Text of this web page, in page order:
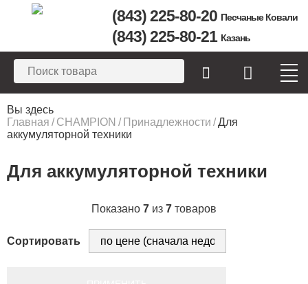
(843) 225-80-20 Песчаные Ковали
(843) 225-80-21 Казань
Вы здесь
Главная / CHAMPION / Принадлежности /Для
аккумуляторной техники
Для аккумуляторной техники
Показано 7 из 7 товаров
Сортировать